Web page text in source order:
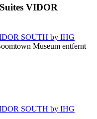
VIDOR
SOUTH by IHG
Museum entfernt
SOUTH by IHG